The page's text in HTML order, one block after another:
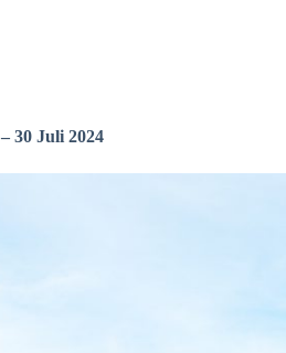
30 Juli 2024